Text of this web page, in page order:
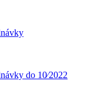
do 10⁄2022